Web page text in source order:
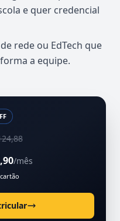
e quer credencial
rede ou EdTech que
a equipe.
,90/mês